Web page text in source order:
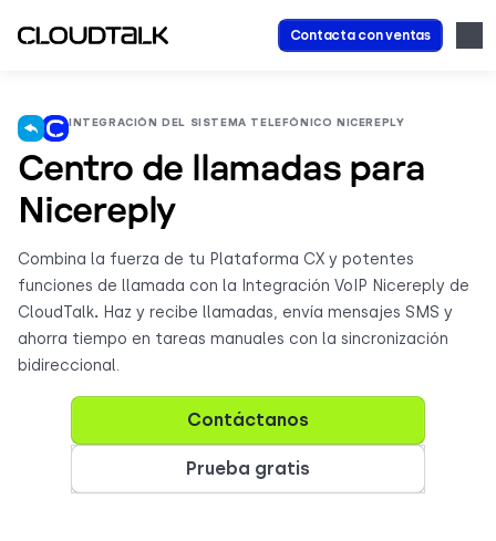
Contacta con ventas
INTEGRACIÓN DEL SISTEMA TELEFÓNICO NICEREPLY
Centro de llamadas para
Nicereply
Combina la fuerza de tu Plataforma CX y potentes
funciones de llamada con la Integración VoIP Nicereply de
CloudTalk. Haz y recibe llamadas, envía mensajes SMS y
ahorra tiempo en tareas manuales con la sincronización
bidireccional.
Contáctanos
Prueba gratis